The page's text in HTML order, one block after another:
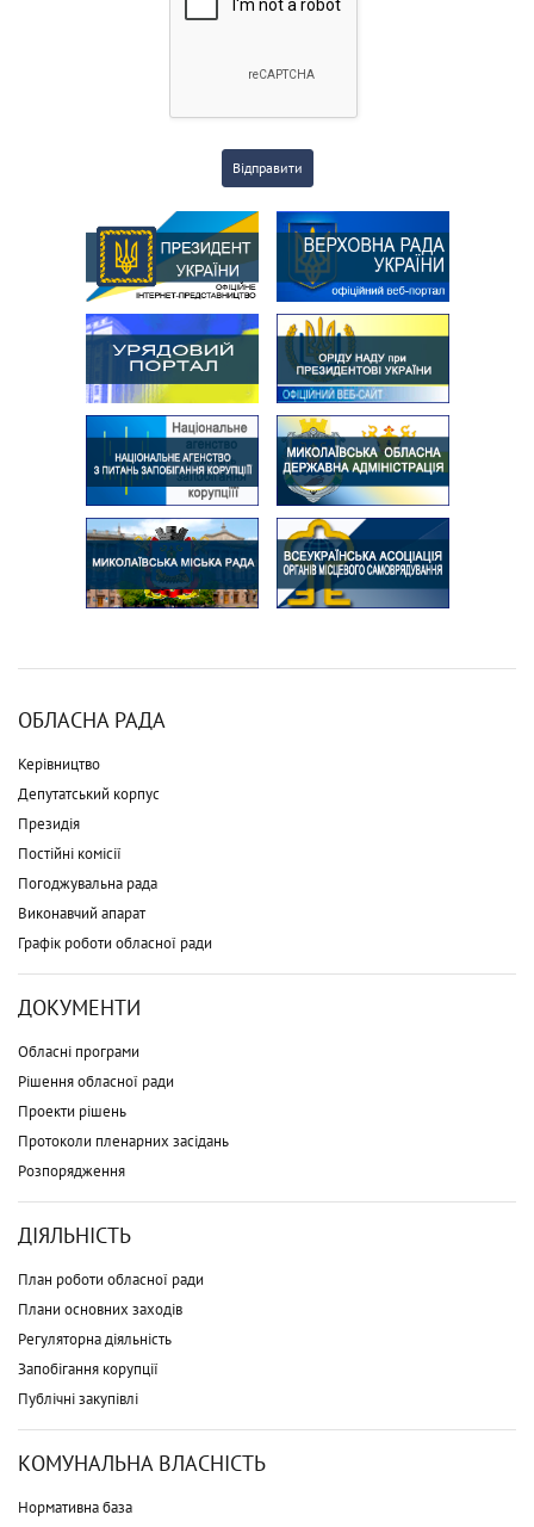
Відправити
ОБЛАСНА РАДА
Керівництво
Депутатський корпус
Президія
Постійні комісії
Погоджувальна рада
Виконавчий апарат
Графік роботи обласної ради
ДОКУМЕНТИ
Обласні програми
Рішення обласної ради
Проекти рішень
Протоколи пленарних засідань
Розпорядження
ДІЯЛЬНІСТЬ
План роботи обласної ради
Плани основних заходів
Регуляторна діяльність
Запобігання корупції
Публічні закупівлі
КОМУНАЛЬНА ВЛАСНІСТЬ
Нормативна база